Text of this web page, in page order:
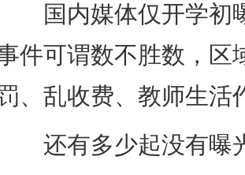
国内媒体仅开学初
件可谓数不胜数，区
、乱收费、教师生活
还有多少起没有曝